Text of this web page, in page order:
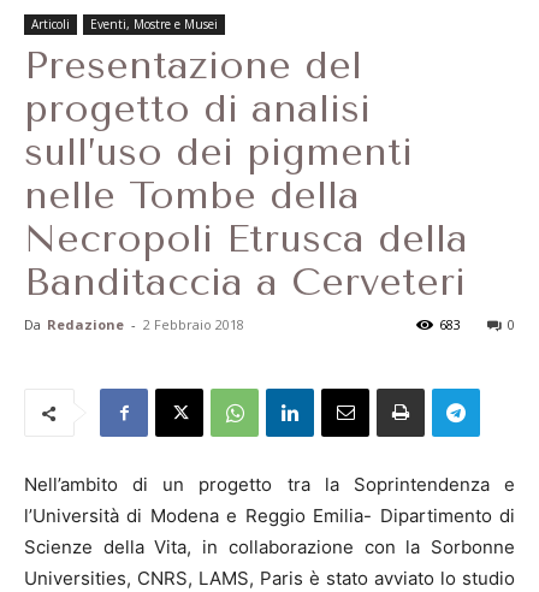
Articoli Eventi, Mostre e Musei
Presentazione del
progetto di analisi
sull’uso dei pigmenti
nelle Tombe della
Necropoli Etrusca della
Banditaccia a Cerveteri
Da Redazione - 2 Febbraio 2018 0
683
Nell’ambito di un progetto tra la Soprintendenza e
l’Università di Modena e Reggio Emilia- Dipartimento di
Scienze della Vita, in collaborazione con la Sorbonne
Universities, CNRS, LAMS, Paris è stato avviato lo studio